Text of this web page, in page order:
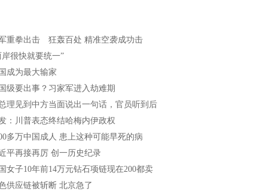
重拳出击 狂轰百处 精准空袭成功击
岸很快就要统一”
成为最大输家
级要出事？习家军进入劫难期
理见到中方当面说出一句话，官员听到后
：川普表态终结哈梅内伊政权
多万中国成人 患上这种可能早死的病
平再接再厉 创一历史纪录
女子10年前14万元钻石项链现在200都卖
供应链被斩断 北京急了